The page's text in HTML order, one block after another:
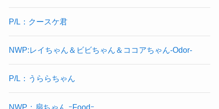
P/L：クースケ君
NWP:レイちゃん＆ビビちゃん＆ココアちゃん-Odor-
P/L：うららちゃん
NWP：扇ちゃん ｰFoodｰ